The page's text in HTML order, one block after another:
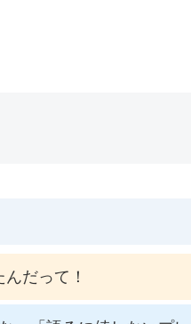
だって！